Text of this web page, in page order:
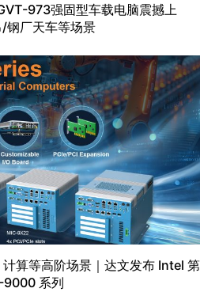
973强固型车载电脑震撼上
钢厂天车等场景
算等高阶场景｜达文发布 Intel 第
9000 系列